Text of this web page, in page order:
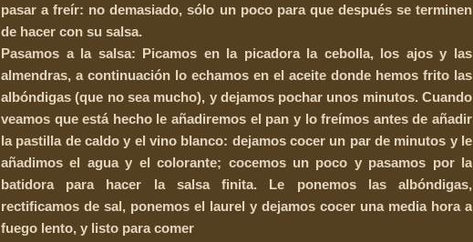
pasar a freír: no demasiado, sólo un poco para que después se terminen
de hacer con su salsa.
Pasamos a la salsa: Picamos en la picadora la cebolla, los ajos y las
almendras, a continuación lo echamos en el aceite donde hemos frito las
albóndigas (que no sea mucho), y dejamos pochar unos minutos. Cuando
veamos que está hecho le añadiremos el pan y lo freímos antes de añadir
la pastilla de caldo y el vino blanco: dejamos cocer un par de minutos y le
añadimos el agua y el colorante; cocemos un poco y pasamos por la
batidora para hacer la salsa finita. Le ponemos las albóndigas,
rectificamos de sal, ponemos el laurel y dejamos cocer una media hora a
fuego lento, y listo para comer